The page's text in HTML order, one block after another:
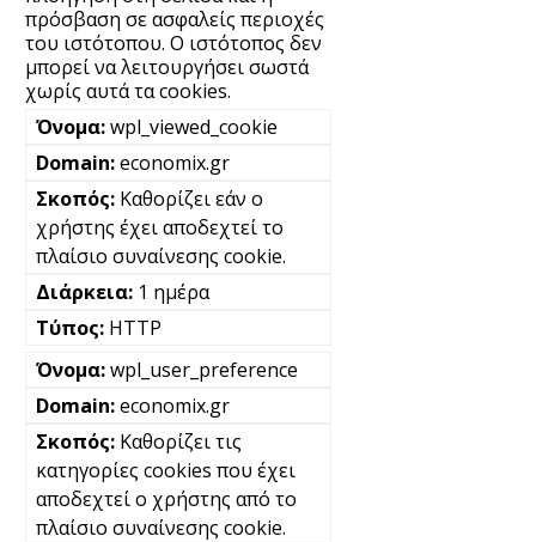
πρόσβαση σε ασφαλείς περιοχές
του ιστότοπου. Ο ιστότοπος δεν
μπορεί να λειτουργήσει σωστά
χωρίς αυτά τα cookies.
wpl_viewed_cookie
economix.gr
Καθορίζει εάν ο
χρήστης έχει αποδεχτεί το
πλαίσιο συναίνεσης cookie.
1 ημέρα
HTTP
wpl_user_preference
economix.gr
Καθορίζει τις
κατηγορίες cookies που έχει
αποδεχτεί ο χρήστης από το
πλαίσιο συναίνεσης cookie.